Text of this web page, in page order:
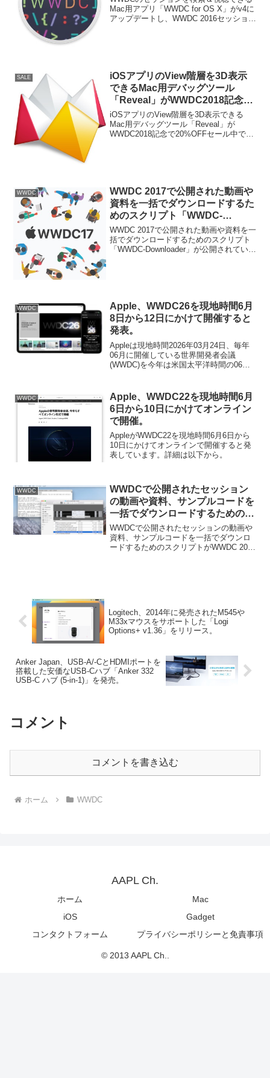
ケジュールを追加。
Mac用アプリ「WWDC for OS X」がv4に
アップデートし、WWDC 2016セッション
SALE
iOSアプリのView階層を3D表示
できるMac用デバッグツール
「Reveal」がWWDC2018記念で
20%OFFセール中。
iOSアプリのView階層を3D表示できる
Mac用デバッグツール「Reveal」が
WWDC2018記念で20%OFFセール中で
WWDC
WWDC 2017で公開された動画や
資料を一括でダウンロードするた
めのスクリプト「WWDC-
Downloader」が公開。
WWDC 2017で公開された動画や資料を一
括でダウンロードするためのスクリプト
「WWDC-Downloader」が公開されていま
WWDC
Apple、WWDC26を現地時間6月
8日から12日にかけて開催すると
発表。
Appleは現地時間2026年03月24日、毎年
06月に開催している世界開発者会議
(WWDC)を今年は米国太平洋時間の06月
WWDC
Apple、WWDC22を現地時間6月
6日から10日にかけてオンライン
で開催。
AppleがWWDC22を現地時間6月6日から
10日にかけてオンラインで開催すると発
表しています。詳細は以下から。
WWDC
WWDCで公開されたセッション
の動画や資料、サンプルコードを
一括でダウンロードするためのス
クリプトがWWDC 2018に対応。
WWDCで公開されたセッションの動画や
資料、サンプルコードを一括でダウンロ
ードするためのスクリプトがWWDC 2018
Logitech、2014年に発売されたM545や
M33xマウスをサポートした「Logi
Options+ v1.36」をリリース。
Anker Japan、USB-A/-CとHDMIポートを
搭載した安価なUSB-Cハブ「Anker 332
USB-C ハブ (5-in-1)」を発売。
コメント
コメントを書き込む
ホーム WWDC
AAPL Ch.
ホーム
Mac
iOS
Gadget
コンタクトフォーム
プライバシーポリシーと免責事項
© 2013 AAPL Ch..